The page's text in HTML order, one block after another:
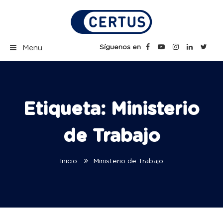
Certus Blog | Carreras
Menu Síguenos en
Etiqueta: Ministerio
de Trabajo
Inicio Ministerio de Trabajo